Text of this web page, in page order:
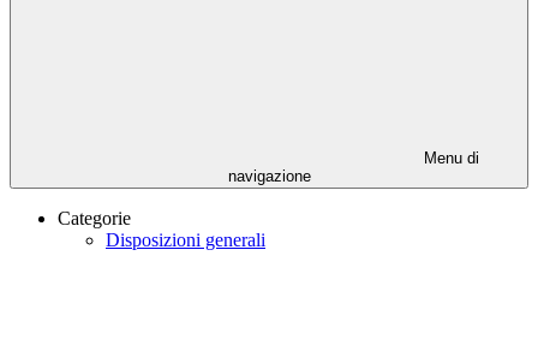
Menu di
navigazione
Categorie
Disposizioni generali